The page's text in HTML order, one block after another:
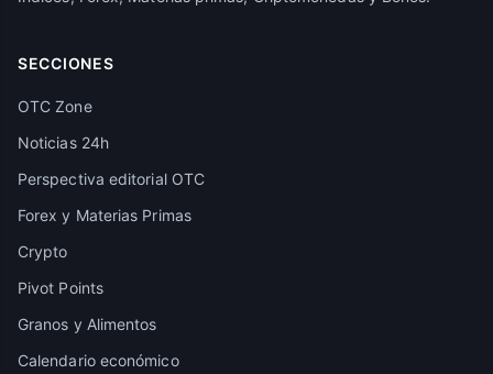
SECCIONES
OTC Zone
Noticias 24h
Perspectiva editorial OTC
Forex y Materias Primas
Crypto
Pivot Points
Granos y Alimentos
Calendario económico